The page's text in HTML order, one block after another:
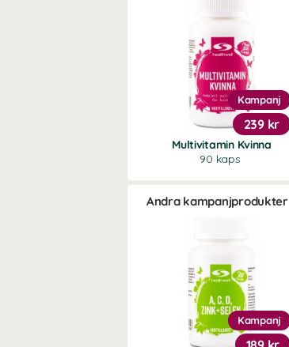
Multivitamin Kvinna
90 kaps
Kampanj
239 kr
Andra kampanjprodukter
Kampanj